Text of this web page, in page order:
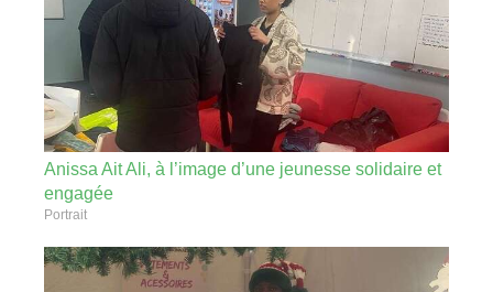
Anissa Ait Ali, à l’image d’une jeunesse solidaire et
engagée
Portrait